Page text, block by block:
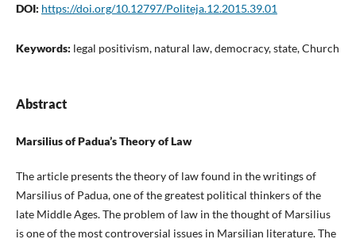
DOI: https://doi.org/10.12797/Politeja.12.2015.39.01
Keywords: legal positivism, natural law, democracy, state, Church
Abstract
Marsilius of Padua’s Theory of Law
The article presents the theory of law found in the writings of
Marsilius of Padua, one of the greatest political thinkers of the
late Middle Ages. The problem of law in the thought of Marsilius
is one of the most controversial issues in Marsilian literature. The